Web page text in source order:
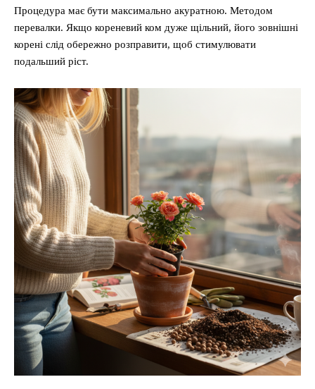
Процедура має бути максимально акуратною. Методом
перевалки. Якщо кореневий ком дуже щільний, його зовнішні
корені слід обережно розправити, щоб стимулювати
подальший ріст.